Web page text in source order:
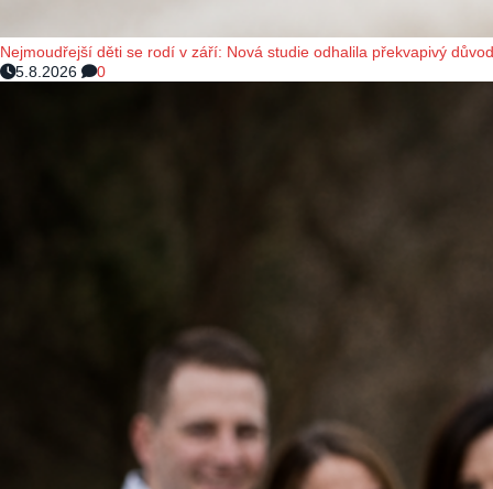
Nejmoudřejší děti se rodí v září: Nová studie odhalila překvapivý
5.8.2026
0